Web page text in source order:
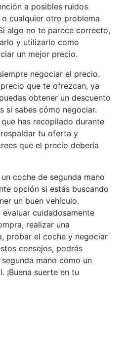
a posibles ruidos
cualquier otro problema
algo no te parece correcto,
y utilizarlo como
un mejor precio.
negociar el precio.
que te ofrezcan, ya
obtener un descuento
si sabes cómo negociar.
has recopilado durante
tu oferta y
que el precio debería
coche de segunda mano
opción si estás buscando
un buen vehículo.
cuidadosamente
realizar una
probar el coche y negociar
consejos, podrás
mano como un
¡Buena suerte en tu